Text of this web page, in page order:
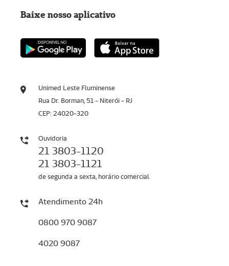
Unimed Leste Fluminense
Rua Dr. Borman, 51 - Niterói - RJ
CEP: 24020-320
Ouvidoria
21 3803-1120
21 3803-1121
de segunda a sexta, horário comercial
Atendimento 24h
0800 970 9087
4020 9087
Baixe nosso aplicativo